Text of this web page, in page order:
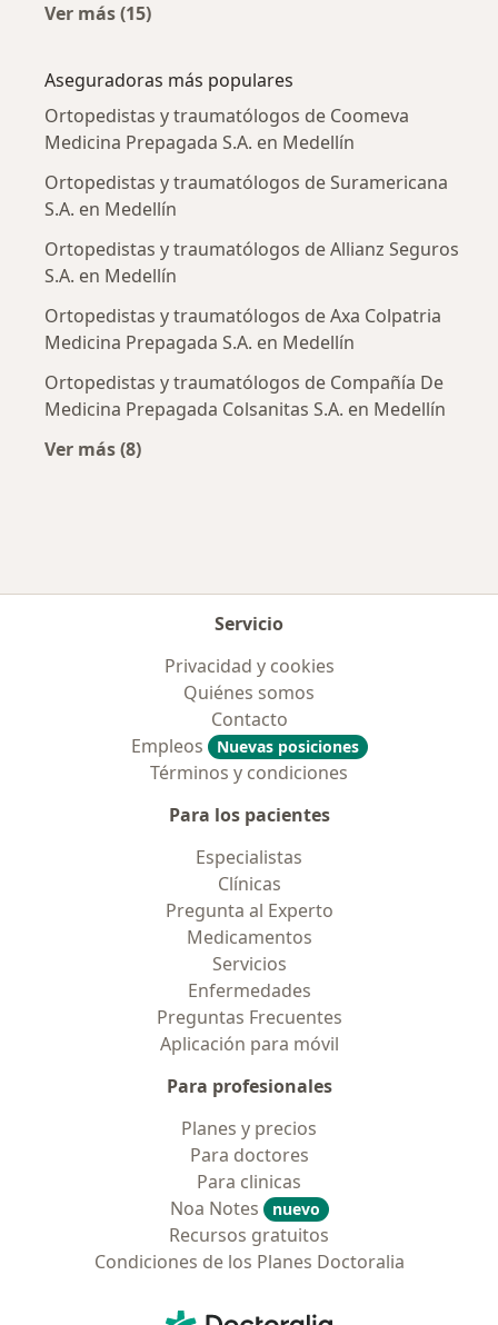
Ver más (15)
Aseguradoras más populares
Ortopedistas y traumatólogos de Coomeva
Medicina Prepagada S.A. en Medellín
Ortopedistas y traumatólogos de Suramericana
S.A. en Medellín
Ortopedistas y traumatólogos de Allianz Seguros
S.A. en Medellín
Ortopedistas y traumatólogos de Axa Colpatria
Medicina Prepagada S.A. en Medellín
Ortopedistas y traumatólogos de Compañía De
Medicina Prepagada Colsanitas S.A. en Medellín
Ver más (8)
Servicio
Privacidad y cookies
Quiénes somos
Contacto
Empleos
Nuevas posiciones
Términos y condiciones
Para los pacientes
Especialistas
Clínicas
Pregunta al Experto
Medicamentos
Servicios
Enfermedades
Preguntas Frecuentes
Aplicación para móvil
Para profesionales
Planes y precios
Para doctores
Para clinicas
Noa Notes
nuevo
Recursos gratuitos
Condiciones de los Planes Doctoralia
Doctoralia - Página de inicio